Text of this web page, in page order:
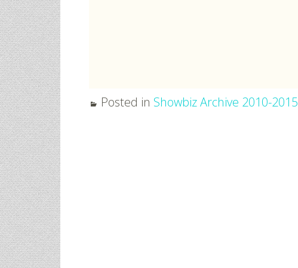
Posted in Showbiz Archive 2010-2015